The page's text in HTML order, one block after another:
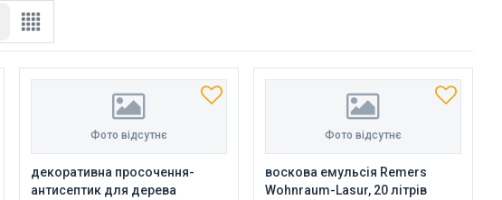
Фото відсутнє
декоративна просочення-
антисептик для дерева
Фото відсутнє
воскова емульсія Remers
Wohnraum-Lasur, 20 літрів